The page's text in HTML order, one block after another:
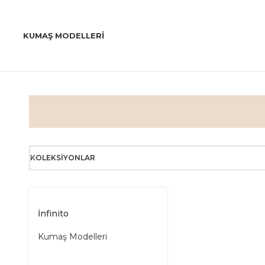
KUMAŞ MODELLERI
KOLEKSIYONLAR
İnfinito
Kumaş Modelleri